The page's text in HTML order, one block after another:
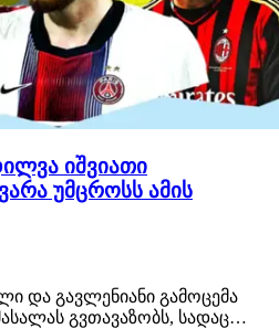
იშვიათი
უმცროსს ამის
და გავლენიანი გამოცემა
გვთავაზობს, სადაც